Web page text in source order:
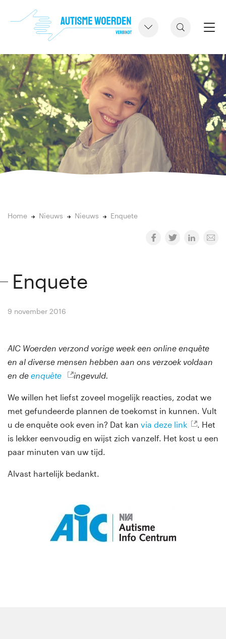
Home Nieuws Nieuws Enquete
Enquete
9 november 2016
AIC Woerden verzond vorige week een online enquête
en al diverse mensen hebben aan ons verzoek voldaan
en de enquête ingevuld.
We willen het liefst zoveel mogelijk reacties, zodat we
met gefundeerde plannen de toekomst in kunnen. Vult
u de enquête ook even in? Dat kan via deze link
. Het
is lekker eenvoudig en wijst zich vanzelf. Het kost u een
paar minuten van uw tijd.
Alvast hartelijk bedankt.